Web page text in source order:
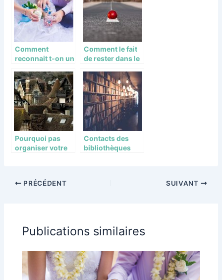
Comment
reconnait t-on un
?
Comment le fait
de rester dans le
accentuer l’esprit
créatif?
Pourquoi pas
organiser votre
Contacts des
bibliothèques
PRÉCÉDENT SUIVANT
Publications similaires